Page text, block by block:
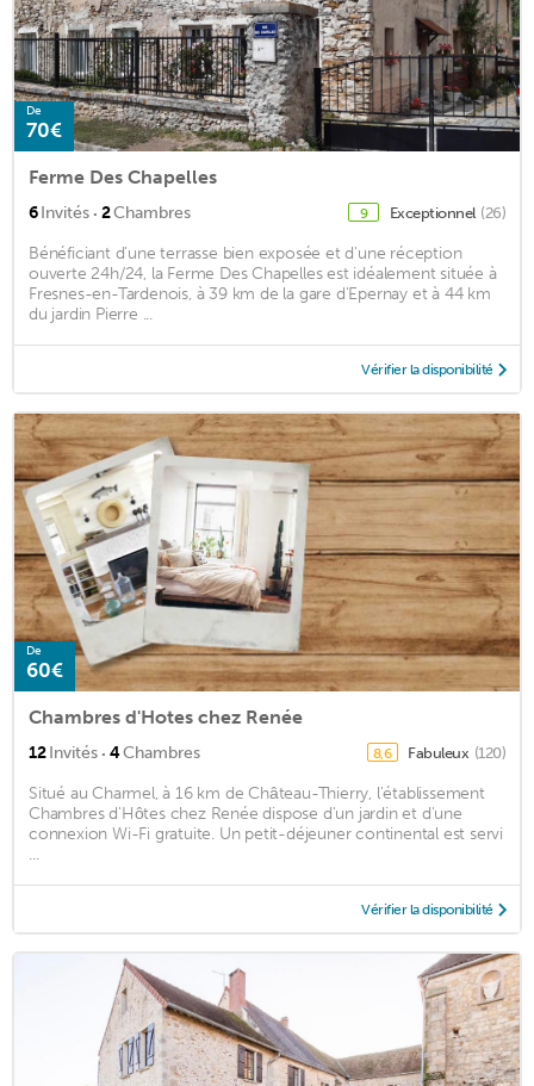
De
70€
Ferme Des Chapelles
6Invités · 2Chambres 9 Exceptionnel (26)
Bénéficiant d'une terrasse bien exposée et d'une réception
ouverte 24h/24, la Ferme Des Chapelles est idéalement située à
Fresnes-en-Tardenois, à 39 km de la gare d'Epernay et à 44 km
du jardin Pierre ...
Vérifier la disponibilité
De
60€
Chambres d'Hotes chez Renée
12Invités · 4Chambres 8,6 Fabuleux (120)
Situé au Charmel, à 16 km de Château-Thierry, l'établissement
Chambres d'Hôtes chez Renée dispose d'un jardin et d'une
connexion Wi-Fi gratuite. Un petit-déjeuner continental est servi
...
Vérifier la disponibilité